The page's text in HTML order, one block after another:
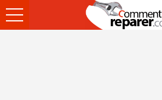
Ouvrir
le